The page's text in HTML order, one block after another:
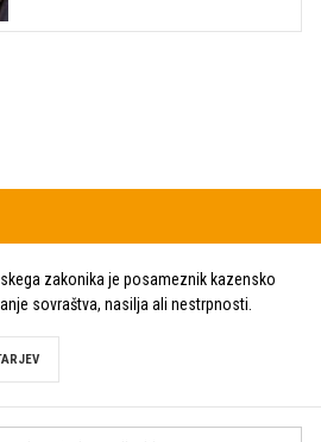
zakonika je posameznik kazensko
sovraštva, nasilja ali nestrpnosti.